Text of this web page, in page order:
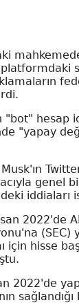
platformdaki
"bot" hesap
"yapay
Twitter
genel
iddiaları
2022'de
(SEC)
için hisse
2022'de